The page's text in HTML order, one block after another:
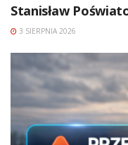
Stanisław
3 SIERPNIA 2026